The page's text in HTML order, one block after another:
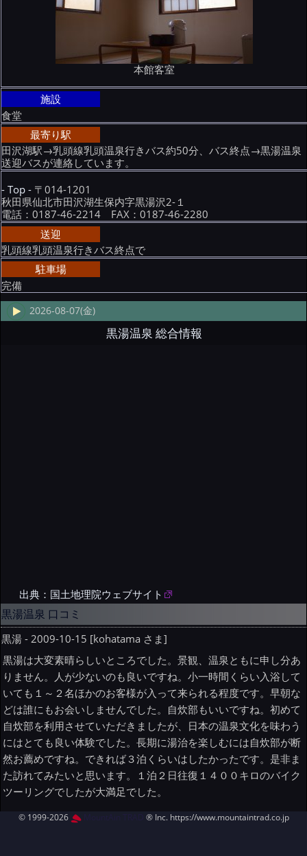
本館客室
施設
食堂
最寄り駅
田沢湖駅→乳頭線乳頭温泉行きバス約50分、バス終点→黒湯温泉
送迎バスが連絡しています。
- Top - 〒014-1201
秋田県仙北市田沢湖生保内字黒湯沢2-１
電話：0187-46-2214 FAX：0187-46-2280
送迎
乳頭線乳頭温泉行きバス終点で
駐車場
完備
2026-08-07(金)
黒湯温泉 総合情報
出典：国土地理院ウェブサイト
黒湯温泉 口コミ
黒湯 - 2009-10-15 [kohatama さま]
黒湯は大変素晴らしいところでした。景観、温泉ともに申し分あ
りません。人が少ないのも良いですね。小一時間くらい入浴して
いても１～２名ほかのお客様が入って来られる程度です。早朝な
どは誰にもお会いしませんでした。自炊部もいいですね。初めて
自炊部を利用させていただきましたが、日本の温泉文化を味わう
にはとても良い体験でした。長期に湯治を楽しむには自炊部が断
然お薦めですね。できれば３泊くらいはしたかったです。是非ま
た訪れてみたいと思います。１泊２日往復１４００キロのバイク
ツーリングでしたが大満足でした。
© 1999-2026 MountAin TRAD ® Inc. https://www.mountaintrad.co.jp